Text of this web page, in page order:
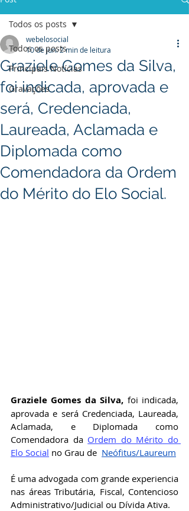
Todos os posts
Principais Notícias
Gravações
Todos os posts
Graziele Gomes da Silva,
foi indicada, aprovada e
será, Credenciada,
Laureada, Aclamada e
Diplomada como
Comendadora da Ordem
do Mérito do Elo Social.
webelosocial
10 de jun.2 min de leitura
Graziele Gomes da Silva, foi indicada,
aprovada e será Credenciada, Laureada,
Aclamada, e Diplomada como
Comendadora da Ordem do Mérito do
Elo Social no Grau de Neófitus/Laureum
É uma advogada com grande experiencia
nas áreas Tributária, Fiscal, Contencioso
Administrativo/Judicial ou Dívida Ativa.